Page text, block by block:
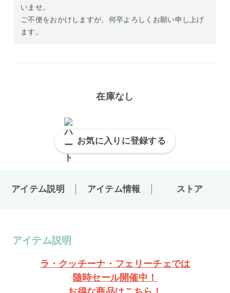
いませ。
ご不便をおかけしますが、何卒よろしくお願い申し上げ
ます。
在庫なし
お気に入りに登録する
アイテム説明 アイテム情報 ストア
アイテム説明
ラ・クッチーナ・フェリーチェでは
随時セール開催中！